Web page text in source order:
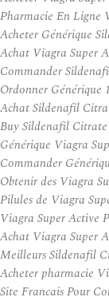
Pharmacie En Ligne
Acheter Générique
Achat Viagra Super
Commander
Ordonner Générique
Achat Sildenafil
Buy Sildenafil
Générique Viagra
Commander
Obtenir des Viagra
Pilules de Viagra
Viagra Super Active
Achat Viagra Super
Meilleurs Sildenafil
Acheter pharmacie
Site Francais Pour